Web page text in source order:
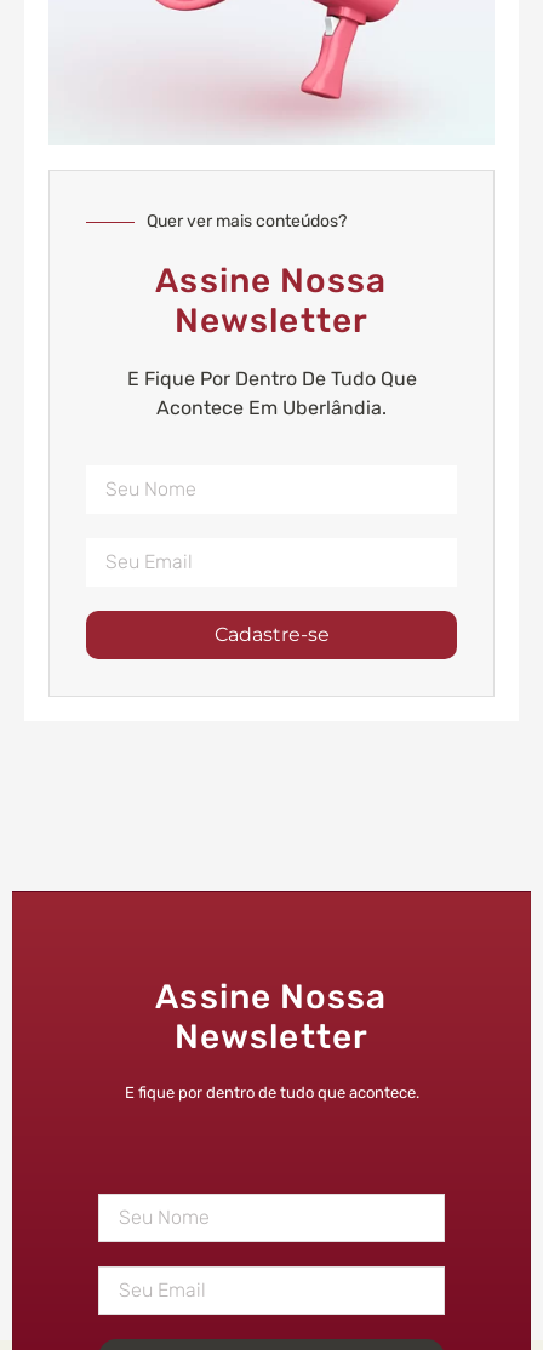
Quer ver mais conteúdos?
Assine Nossa
Newsletter
E Fique Por Dentro De Tudo Que
Acontece Em Uberlândia.
Cadastre-se
Assine Nossa
Newsletter
E fique por dentro de tudo que acontece.